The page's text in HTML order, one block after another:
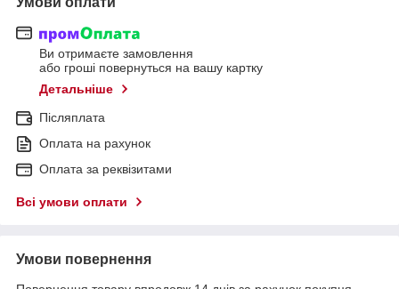
Ви отримаєте замовлення
або гроші повернуться на вашу картку
Детальніше
Післяплата
Оплата на рахунок
Оплата за реквізитами
Всі умови оплати
Умови повернення